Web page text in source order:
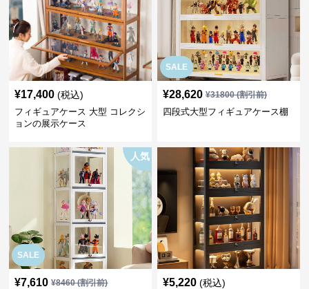
¥17,400 (税込)
フィギュアケース 大型 コレクシ
ョンの展示ケース
SALE
¥28,620 ¥31800(割引前)
四段式大型フィギュアケース棚
SALE
人気
¥7,610 ¥8460(割引前) ¥5,220 (税込)